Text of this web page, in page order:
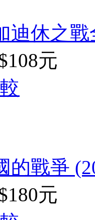
迪休之戰
元
的戰爭
元